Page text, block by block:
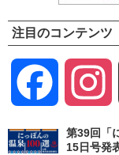
注目のコンテンツ
Facebook
第39回「
15日号発